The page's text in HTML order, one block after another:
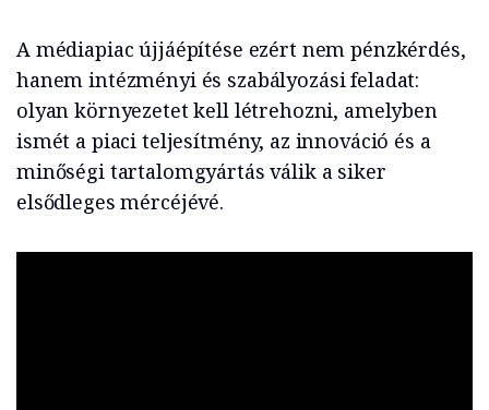
A médiapiac újjáépítése ezért nem pénzkérdés,
hanem intézményi és szabályozási feladat:
olyan környezetet kell létrehozni, amelyben
ismét a piaci teljesítmény, az innováció és a
minőségi tartalomgyártás válik a siker
elsődleges mércéjévé.